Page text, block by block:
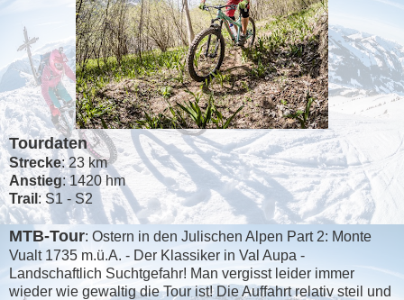
Tourdaten
Strecke: 23 km
Anstieg: 1420 hm
Trail : S1 - S2
MTB-Tour: Ostern in den Julischen Alpen Part 2: Monte
Vualt 1735 m.ü.A. - Der Klassiker in Val Aupa -
Landschaftlich Suchtgefahr! Man vergisst leider immer
wieder wie gewaltig die Tour ist! Die Auffahrt relativ steil und